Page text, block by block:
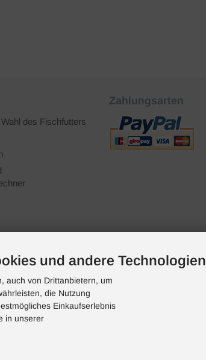
des Fischfutters
Zahlungsarten
und andere Technologien
auch von Drittanbietern, um
die Nutzung
Einkaufserlebnis
in unserer